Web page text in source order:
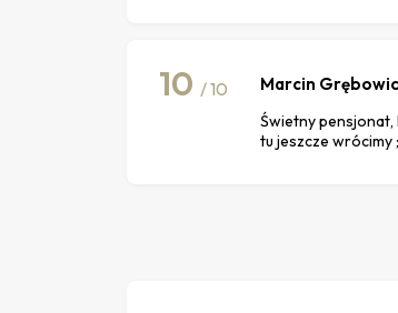
10 / 10 Marcin
Świetny pensjonat,
tu jeszcze wrócimy